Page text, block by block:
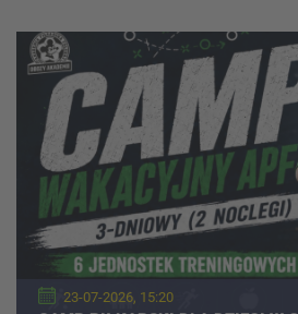
23-07-2026, 15:20